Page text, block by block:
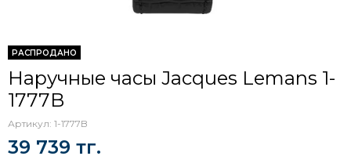
РАСПРОДАНО
Наручные часы Jacques Lemans 1-
1777B
Артикул: 1-1777B
39 739 тг.